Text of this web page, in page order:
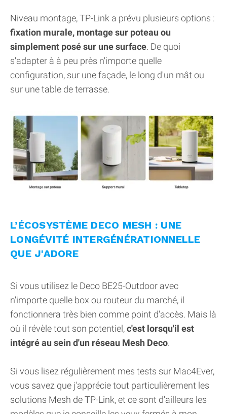
Niveau montage, TP-Link a prévu plusieurs options :
fixation murale, montage sur poteau ou
simplement posé sur une surface. De quoi
s'adapter à à peu près n'importe quelle
configuration, sur une façade, le long d'un mât ou
sur une table de terrasse.
L’ÉCOSYSTÈME DECO MESH : UNE
LONGÉVITÉ INTERGÉNÉRATIONNELLE
QUE J'ADORE
Si vous utilisez le Deco BE25-Outdoor avec
n'importe quelle box ou routeur du marché, il
fonctionnera très bien comme point d'accès. Mais là
où il révèle tout son potentiel,c'est lorsqu'il est
intégré au sein d'un réseau Mesh Deco.
Si vous lisez régulièrement mes tests sur Mac4Ever,
vous savez que j'apprécie tout particulièrement les
solutions Mesh de TP-Link, et ce sont d'ailleurs les